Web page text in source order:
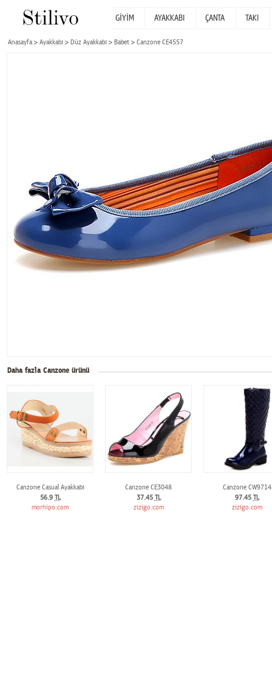
GİYİM AYAKKABI ÇANTA TAKI
Anasayfa Ayakkabı Düz Ayakkabı Babet Canzone CE4557
Daha fazla Canzone ürünü
Canzone Casual Ayakkabı
56.9 TL
morhipo.com
Canzone CE3048
37.45 TL
zizigo.com
Canzone CW9714
97.45 TL
zizigo.com